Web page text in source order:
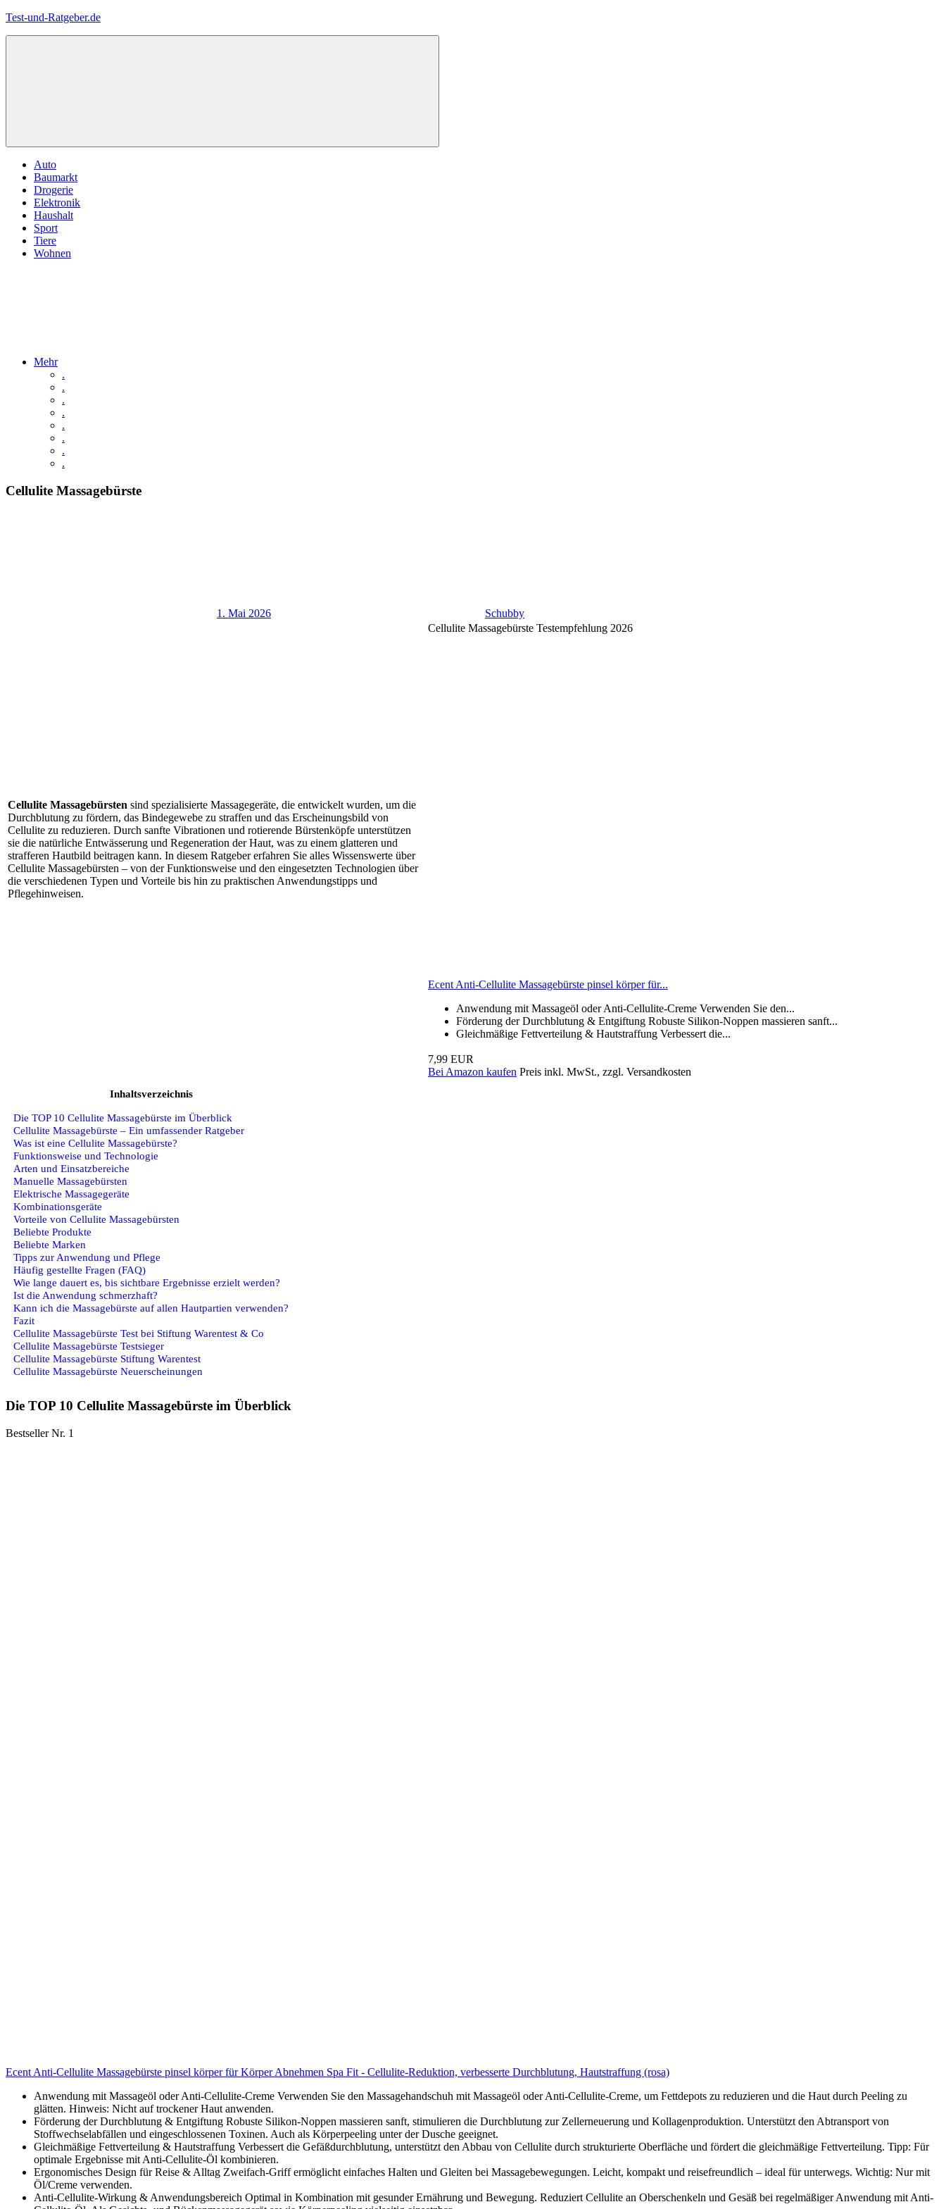
Zum
Test-und-Ratgeber.de
Menü
Auto
Baumarkt
Drogerie
Elektronik
Haushalt
Sport
Tiere
Wohnen
Mehr
.
.
.
.
.
.
.
.
Cellulite Massagebürste
1. Mai 2026 Schubby
Cellulite Massagebürsten sind spezialisierte Massagegeräte, die entwickelt wurden, um die
Durchblutung zu fördern, das Bindegewebe zu straffen und das Erscheinungsbild von
Cellulite zu reduzieren. Durch sanfte Vibrationen und rotierende Bürstenköpfe unterstützen
sie die natürliche Entwässerung und Regeneration der Haut, was zu einem glatteren und
strafferen Hautbild beitragen kann. In diesem Ratgeber erfahren Sie alles Wissenswerte über
Cellulite Massagebürsten – von der Funktionsweise und den eingesetzten Technologien über
die verschiedenen Typen und Vorteile bis hin zu praktischen Anwendungstipps und
Pflegehinweisen.
Cellulite Massagebürste Testempfehlung 2026
Ecent Anti-Cellulite Massagebürste pinsel körper für...
Anwendung mit Massageöl oder Anti-Cellulite-Creme Verwenden Sie den...
Förderung der Durchblutung & Entgiftung Robuste Silikon-Noppen massieren sanft...
Gleichmäßige Fettverteilung & Hautstraffung Verbessert die...
7,99 EUR
Bei Amazon kaufen Preis inkl. MwSt., zzgl. Versandkosten
Inhaltsverzeichnis
Die TOP 10 Cellulite Massagebürste im Überblick
Cellulite Massagebürste – Ein umfassender Ratgeber
Was ist eine Cellulite Massagebürste?
Funktionsweise und Technologie
Arten und Einsatzbereiche
Manuelle Massagebürsten
Elektrische Massagegeräte
Kombinationsgeräte
Vorteile von Cellulite Massagebürsten
Beliebte Produkte
Beliebte Marken
Tipps zur Anwendung und Pflege
Häufig gestellte Fragen (FAQ)
Wie lange dauert es, bis sichtbare Ergebnisse erzielt werden?
Ist die Anwendung schmerzhaft?
Kann ich die Massagebürste auf allen Hautpartien verwenden?
Fazit
Cellulite Massagebürste Test bei Stiftung Warentest & Co
Cellulite Massagebürste Testsieger
Cellulite Massagebürste Stiftung Warentest
Cellulite Massagebürste Neuerscheinungen
Die TOP 10 Cellulite Massagebürste im Überblick
Bestseller Nr. 1
Ecent Anti-Cellulite Massagebürste pinsel körper für Körper Abnehmen Spa Fit - Cellulite-Reduktion, verbesserte Durchblutung, Hautstraffung (rosa)
Anwendung mit Massageöl oder Anti-Cellulite-Creme Verwenden Sie den Massagehandschuh mit Massageöl oder Anti-Cellulite-Creme, um Fettdepots zu reduzieren und die Haut durch Peeling zu
glätten. Hinweis: Nicht auf trockener Haut anwenden.
Förderung der Durchblutung & Entgiftung Robuste Silikon-Noppen massieren sanft, stimulieren die Durchblutung zur Zellerneuerung und Kollagenproduktion. Unterstützt den Abtransport von
Stoffwechselabfällen und eingeschlossenen Toxinen. Auch als Körperpeeling unter der Dusche geeignet.
Gleichmäßige Fettverteilung & Hautstraffung Verbessert die Gefäßdurchblutung, unterstützt den Abbau von Cellulite durch strukturierte Oberfläche und fördert die gleichmäßige Fettverteilung. Tipp: Für
optimale Ergebnisse mit Anti-Cellulite-Öl kombinieren.
Ergonomisches Design für Reise & Alltag Zweifach-Griff ermöglicht einfaches Halten und Gleiten bei Massagebewegungen. Leicht, kompakt und reisefreundlich – ideal für unterwegs. Wichtig: Nur mit
Öl/Creme verwenden.
Anti-Cellulite-Wirkung & Anwendungsbereich Optimal in Kombination mit gesunder Ernährung und Bewegung. Reduziert Cellulite an Oberschenkeln und Gesäß bei regelmäßiger Anwendung mit Anti-